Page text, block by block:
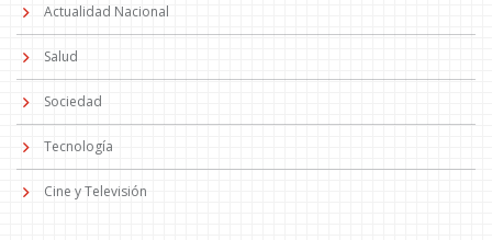
Actualidad Nacional
Salud
Sociedad
Tecnología
Cine y Televisión